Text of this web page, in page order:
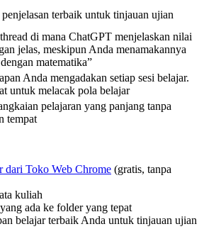
penjelasan terbaik untuk tinjauan ujian
di mana ChatGPT menjelaskan nilai
jelas, meskipun Anda menamakannya
matematika”
Anda mengadakan setiap sesi belajar.
untuk melacak pola belajar
pelajaran yang panjang tanpa
tempat
dari Toko Web Chrome (gratis, tanpa
kuliah
ada ke folder yang tepat
belajar terbaik Anda untuk tinjauan ujian